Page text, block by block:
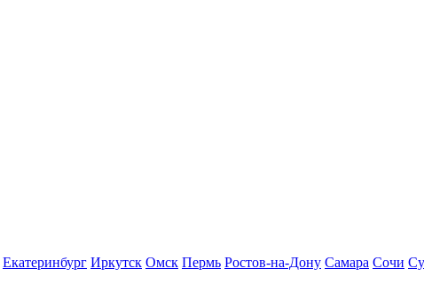
Екатеринбург Иркутск Омск Пермь Ростов-на-Дону Самара Сочи